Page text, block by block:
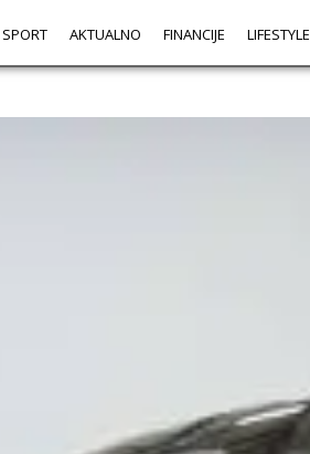
SPORT AKTUALNO FINANCIJE LIFESTYLE